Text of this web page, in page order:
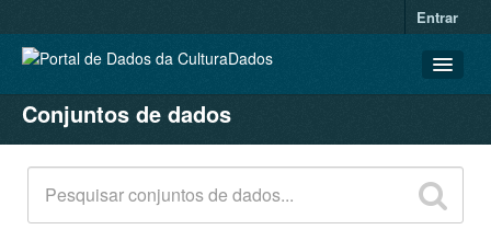
Entrar
CONJUNTOS DE DADOS
ORGANIZAÇÕES
GRUPOS
SOBRE
Conjuntos de dados